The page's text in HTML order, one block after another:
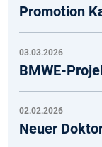
Promotion
03.03.2026
BMWE-
02.02.2026
Neuer